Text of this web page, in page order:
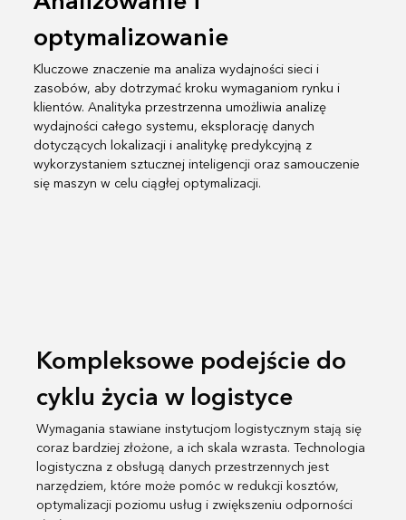
optymalizowanie
Kluczowe znaczenie ma analiza wydajności sieci i
zasobów, aby dotrzymać kroku wymaganiom rynku i
klientów. Analityka przestrzenna umożliwia analizę
wydajności całego systemu, eksplorację danych
dotyczących lokalizacji i analitykę predykcyjną z
wykorzystaniem sztucznej inteligencji oraz samouczenie
się maszyn w celu ciągłej optymalizacji.
Kompleksowe podejście do
cyklu życia w logistyce
Wymagania stawiane instytucjom logistycznym stają się
coraz bardziej złożone, a ich skala wzrasta. Technologia
logistyczna z obsługą danych przestrzennych jest
narzędziem, które może pomóc w redukcji kosztów,
optymalizacji poziomu usług i zwiększeniu odporności